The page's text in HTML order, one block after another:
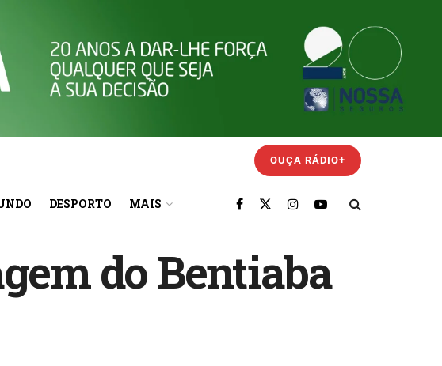
OUÇA RÁDIO+
DESPORTO MAIS
do Bentiaba